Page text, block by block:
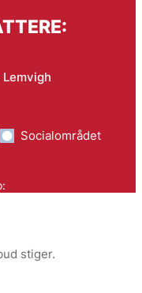
Socialområdet
stiger.